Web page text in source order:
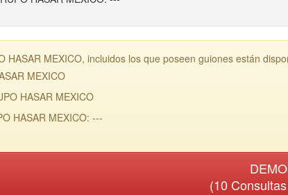
HASAR MEXICO, incluidos los que poseen guiones están
MEXICO
HASAR MEXICO
HASAR MEXICO: ---
DEMO
(10